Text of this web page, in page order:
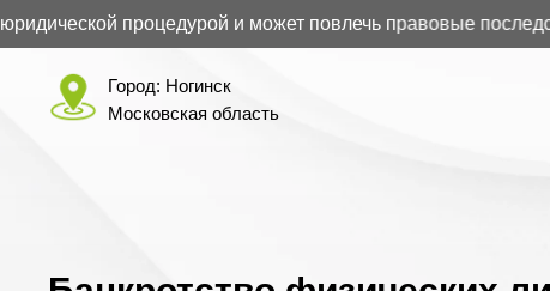
процедурой и может повлечь правовые последствия
Город: Ногинск
Московская область